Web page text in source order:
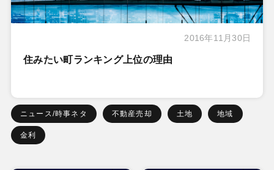
2016年11月30日
住みたい町ランキング上位の理由
ニュース/時事ネタ 不動産売却 土地 地域
金利